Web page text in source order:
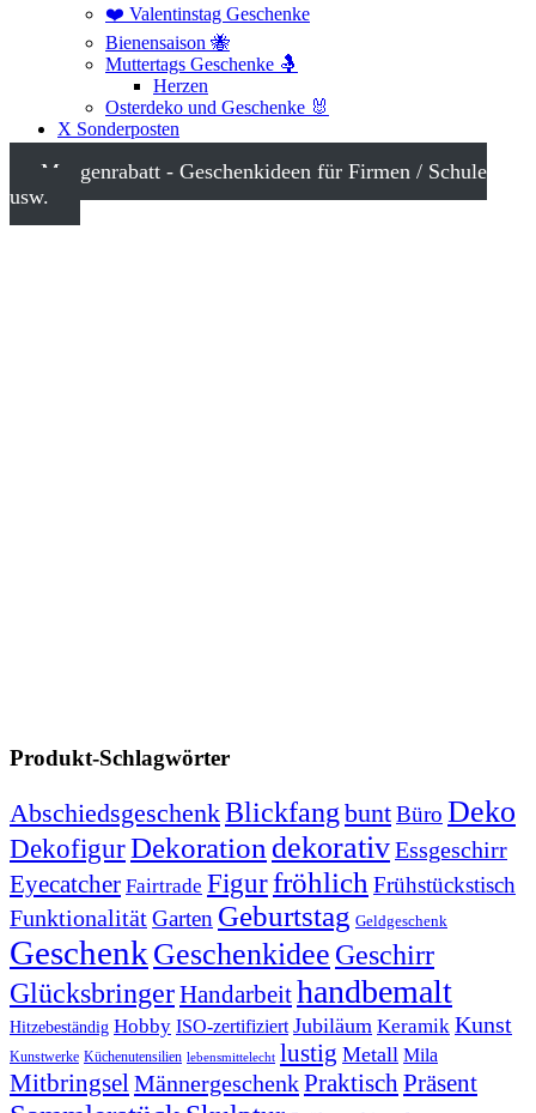
❤️ Valentinstag Geschenke
Bienensaison 🐝
Muttertags Geschenke 🤱
Herzen
Osterdeko und Geschenke 🐰
X Sonderposten
Mengenrabatt - Geschenkideen für Firmen / Schule
usw.
Produkt-Schlagwörter
AbschiedsgeschenkBlickfang buntBüro Deko
DekofigurDekoration dekorativEssgeschirr
Eyecatcher Fairtrade Figurfröhlich Frühstückstisch
FunktionalitätGarten Geburtstag Geldgeschenk
Geschenk Geschenkidee Geschirr
GlücksbringerHandarbeithandbemalt
Hitzebeständig Hobby ISO-zertifiziert Jubiläum Keramik Kunst
Kunstwerke Küchenutensilien lebensmittelecht lustig Metall Mila
MitbringselMännergeschenkPraktischPräsent